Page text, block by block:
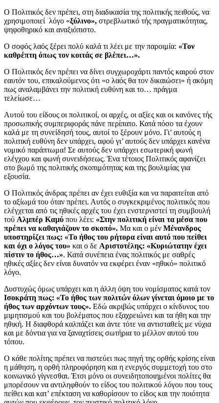
Ο Πολιτικός δεν πρέπει, στη διαδικασία της πολιτικής πειθούς, να
χρησιμοποιεί λόγο «ξύλινο», στρεβλωτικό τής πραγματικότητας,
ψηφοθηρικό και αναξιόπιστο.
Ο σοφός λαός ξέρει πολύ καλά τι λέει με την παροιμία: «Τον
καθρέπτη όπως τον κοιτάς σε βλέπει…».
Ο Πολιτικός δεν πρέπει να δίνει συγχωροχάρτι παντός καιρού στον
εαυτόν του, επικαλούμενος ότι «ο λαός θα τον δικαιώσει» ή ακόμη
πως αναλαμβάνει την πολιτική ευθύνη και το… πράγμα
τελείωσε…
Αυτού του είδους οι πολιτικοί, οι αρχές, οι αξίες και οι κανόνες τής
προσωπικής συμπεριφοράς πάνε περίπατο. Κατά πόσο τα έχουν
καλά με τη συνείδησή τους, αυτοί το ξέρουν μόνο. Γι’ αυτούς η
πολιτική ευθύνη δεν υπάρχει, αφού γι’ αυτούς δεν υπάρχει κανένα
νομικό παράπτωμα! Σε αυτούς δεν υπάρχει εσωτερική φωνή
ελέγχου και φωνή συνειδήσεως. Ένα τέτοιος Πολιτικός αφανίζει
στο βωμό της πολιτικής σκοπιμότητας και της βουλιμίας για
εξουσία.
Ο Πολιτικός άνδρας πρέπει αν έχει ευθιξία και να παραιτείται από
το αξίωμά του όταν πρέπει. Αυτός ο συγκεκριμένος πολιτικός που
ελέγχεται από τις ηθικές αρχές του έχει ενστερνιστεί τη συμβουλή
τού Αλμπέρ Καμύ που λέει: «Στην πολιτική είναι τα μέσα που
πρέπει να καθαγιάζουν το σκοπό». Μα και ο μέν Μένανδρος
υποστηρίζει πως: «Το ήθος του ρήτορα είναι αυτό που πείθει
και όχι ο λόγος του» και ο δε Αριστοτέλης: «Κυριώτατην έχει
πίστιν το ήθος…». Κατά συνέπεια ένας πολιτικός με σαθρές
ηθικές αξίες δεν είναι δυνατόν να εκφέρει έναν «ηθικό» πολιτικό
λόγο.
Δυστυχώς όμως υπάρχει και η άλλη όψη του νομίσματος κατά τον
Ισοκράτη πως: «Το ήθος των πολιτών όλων γίνεται όμοιο με το
ήθος των αρχόντων τους». Εδώ ακριβώς υπάρχει ο κίνδυνος του
μιμητισμού και του βολέματος που εξαχρειώνει και τα ήθη και την
ηθική. Η διαφθορά καλπάζει και άντε τότε να αντισταθείς με νύχια
και με δόντια για να ξαναχτίσεις σωτήρια το μέλλον αυτού του
τόπου.
Ο κάθε πολίτης πρέπει να πιστεύει πως πηγή της ορθής κρίσης είναι
η μάθηση, η ορθή πληροφόρηση και η ενεργός συμμετοχή του στο
κοινωνικό γίγνεσθαι. Έτσι μόνο οι συνειδητοποιημένοι πολίτες θα
μπορέσουν να αντιληφθούν το είδος του πολιτικού λόγου που τους
πείθει και κατ’ επέκταση να καθορίσουν το είδος και την ποιότητα